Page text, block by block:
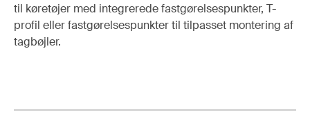
til køretøjer med integrerede fastgørelsespunkter, T-
profil eller fastgørelsespunkter til tilpasset montering af
tagbøjler.